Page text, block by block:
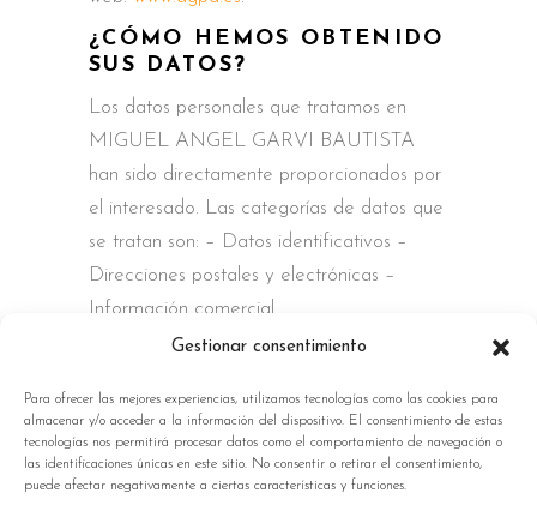
Gestionar consentimiento
Para ofrecer las mejores experiencias, utilizamos tecnologías como las cookies para
almacenar y/o acceder a la información del dispositivo. El consentimiento de estas
tecnologías nos permitirá procesar datos como el comportamiento de navegación o
las identificaciones únicas en este sitio. No consentir o retirar el consentimiento,
puede afectar negativamente a ciertas características y funciones.
¿CÓMO HEMOS OBTENIDO
SUS DATOS?
Los datos personales que tratamos en
MIGUEL ANGEL GARVI BAUTISTA
han sido directamente proporcionados por
el interesado. Las categorías de datos que
se tratan son: – Datos identificativos –
Direcciones postales y electrónicas –
Información comercial